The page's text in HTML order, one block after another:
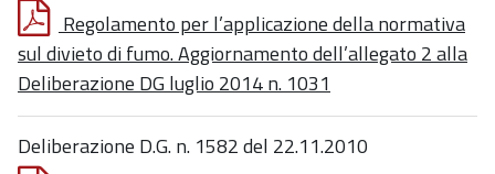
Regolamento per l’applicazione della normativa
sul divieto di fumo. Aggiornamento dell’allegato 2 alla
Deliberazione DG luglio 2014 n. 1031
Deliberazione D.G. n. 1582 del 22.11.2010